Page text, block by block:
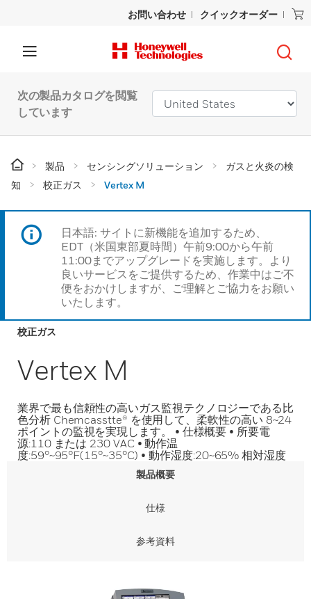
お問い合わせ クイックオーダー
次の製品カタログを閲覧
しています
製品 センシングソリューション
ガスと火炎の検
知
校正ガス Vertex M
日本語: サイトに新機能を追加するため、
EDT（米国東部夏時間）午前9:00から午前
11:00までアップグレードを実施します。より
良いサービスをご提供するため、作業中はご不
便をおかけしますが、ご理解とご協力をお願い
いたします。
校正ガス
Vertex M
業界で最も信頼性の高いガス監視テクノロジーである比
色分析 Chemcasstte® を使用して、柔軟性の高い 8~24
ポイントの監視を実現します。 • 仕様概要 • 所要電
源:110 または 230 VAC • 動作温
度:59°~95°F(15°~35°C) • 動作湿度:20~65% 相対湿度
製品概要
仕様
参考資料